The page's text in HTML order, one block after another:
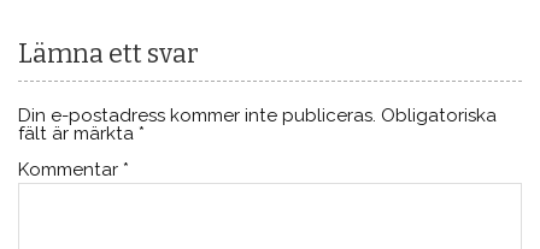
Lämna ett svar
Din e-postadress kommer inte publiceras. Obligatoriska
fält är märkta *
Kommentar *